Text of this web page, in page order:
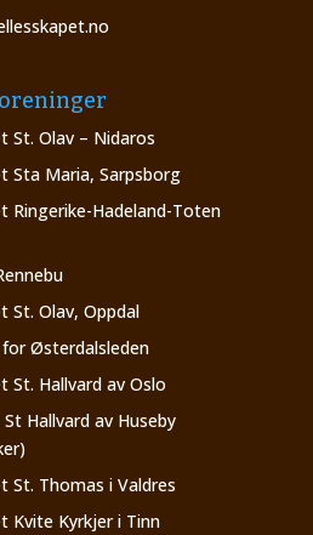
St. Olav – Nidaros
Sta Maria, Sarpsborg
Ringerike-Hadeland-Toten
St. Olav, Oppdal
Østerdalsleden
St. Hallvard av Oslo
Hallvard av Huseby
St. Thomas i Valdres
Kvite Kyrkjer i Tinn